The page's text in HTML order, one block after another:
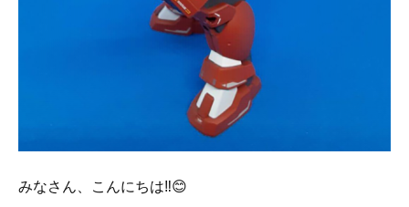
みなさん、こんにちは‼️😊